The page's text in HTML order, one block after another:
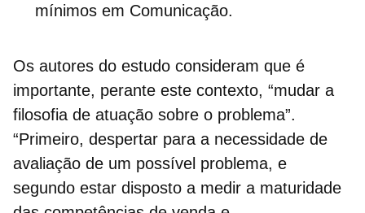
mínimos em Comunicação.
Os autores do estudo consideram que é
importante, perante este contexto, “mudar a
filosofia de atuação sobre o problema”.
“Primeiro, despertar para a necessidade de
avaliação de um possível problema, e
segundo estar disposto a medir a maturidade